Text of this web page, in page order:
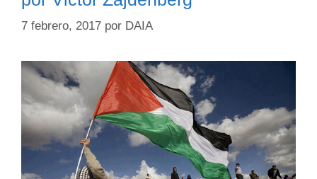
7 febrero, 2017 por DAIA